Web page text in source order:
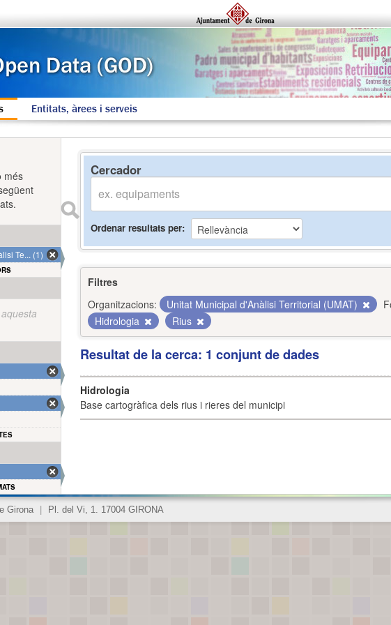
Entitats, àrees i serveis
Cercador
Ordenar resultats per
Filtres
Organitzacions:
Unitat Municipal d'Anàlisi Territorial (UMAT)
Hidrologia
Rius
Resultat de la cerca: 1 conjunt de dades
Hidrologia
Base cartogràfica dels rius i rieres del municipi
més
Te... (1)
Girona Pl. del Vi, 1. 17004 GIRONA